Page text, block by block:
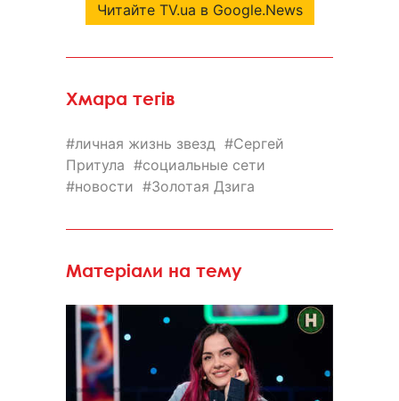
Читайте TV.ua в Google.News
Хмара тегів
личная жизнь звезд
Сергей
Притула
социальные сети
новости
Золотая Дзига
Матеріали на тему